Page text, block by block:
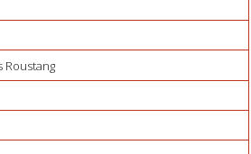
Roustang